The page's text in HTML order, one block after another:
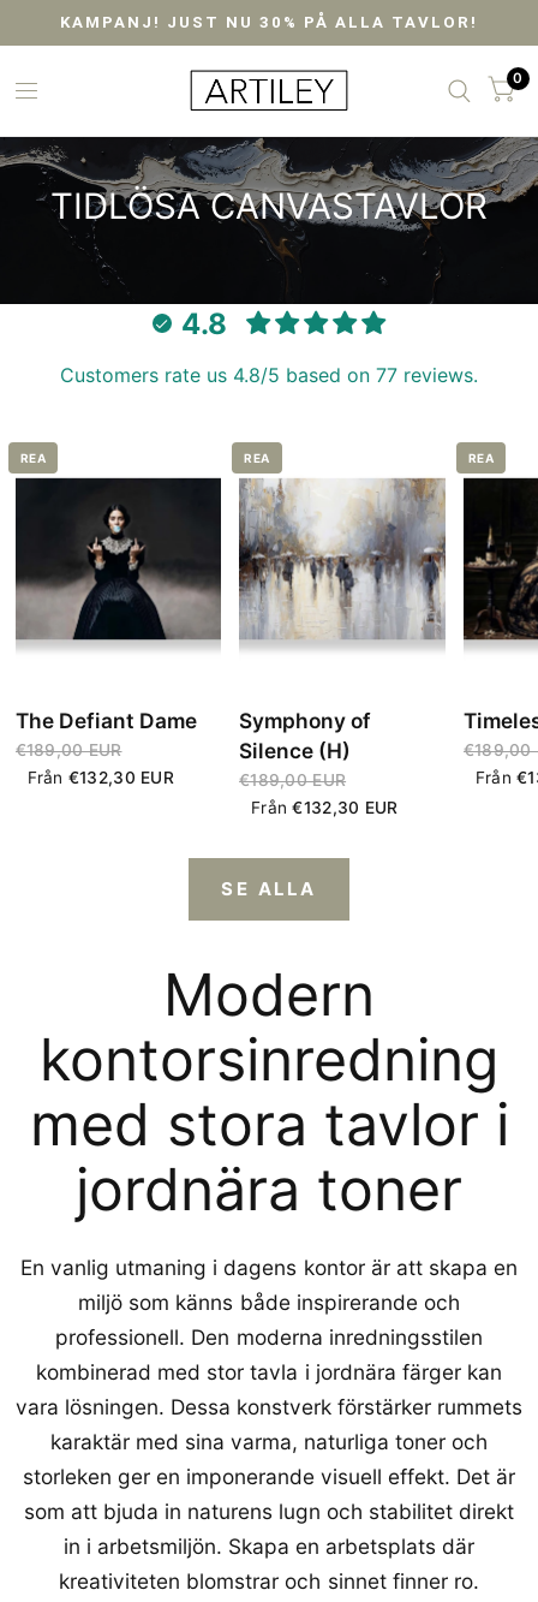
KAMPANJ! JUST NU 30% PÅ ALLA TAVLOR!
0
TIDLÖSA CANVASTAVLOR
4.8
Customers rate us 4.8/5 based on 77 reviews.
REA
The Defiant Dame
€189,00 EUR
Från €132,30 EUR
REA
Symphony of
Silence (H)
€189,00 EUR
Från €132,30 EUR
REA
€189,00
Från
SE ALLA
Modern
kontorsinredning
med stora tavlor i
jordnära toner
En vanlig utmaning i dagens kontor är att skapa en
miljö som känns både inspirerande och
professionell. Den moderna inredningsstilen
kombinerad med stor tavla i jordnära färger kan
vara lösningen. Dessa konstverk förstärker rummets
karaktär med sina varma, naturliga toner och
storleken ger en imponerande visuell effekt. Det är
som att bjuda in naturens lugn och stabilitet direkt
in i arbetsmiljön. Skapa en arbetsplats där
kreativiteten blomstrar och sinnet finner ro.